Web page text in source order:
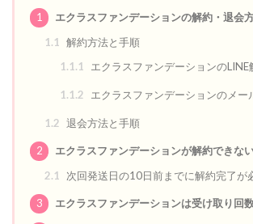
1
エクラスファンデーションの解約・退会
1.1
解約方法と手順
1.1.1
エクラスファンデーションのLINE
1.1.2 エクラスファンデーションのメー
1.2 退会方法と手順
2
エクラスファンデーションが解約できな
2.1
次回発送日の10日前までに解約完了が
3 エクラスファンデーションは受け取り回